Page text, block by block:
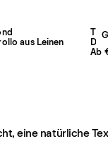
aus Leinen
Ab
eine natürliche